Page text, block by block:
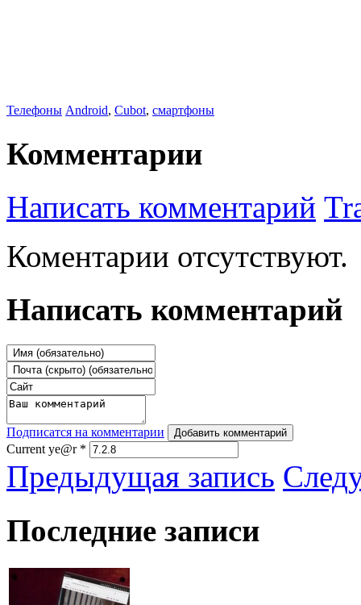
Телефоны Android, Cubot, смартфоны
Комментарии
Написать комментарий
Коментарии отсутствуют.
Написать комментарий
Подписатся на комментарии Добавить комментарий
Current ye@r *
Предыдущая запись
Последние записи